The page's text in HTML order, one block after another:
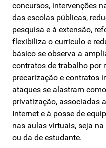
concursos, intervenções
das escolas públicas,
pesquisa e à extensão,
flexibiliza o currículo e
básico se observa a
contratos de trabalho por
precarização e contratos
ataques se alastram
privatização, associadas
Internet e à posse de
nas aulas virtuais, seja
ou da de estudante.